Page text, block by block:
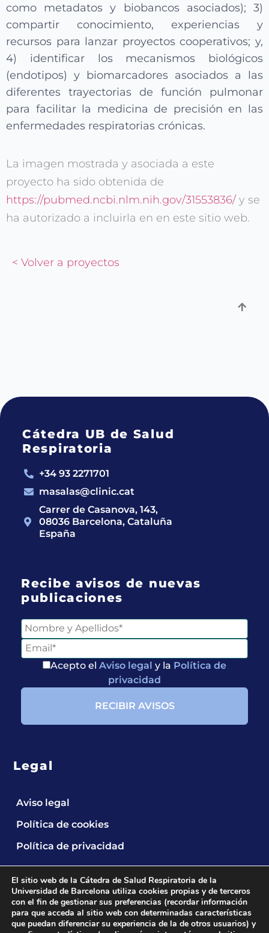
como metadatos y biobancos asociados); 3)
compartir conocimiento, experiencias y
recursos para lanzar proyectos cooperativos; y,
4) identificar los mecanismos biológicos
(endotipos) y biomarcadores asociados a las
diferentes trayectorias de función pulmonar
para facilitar la medicina de precisión en las
enfermedades respiratorias crónicas.
La imagen mostrada y asociada a este
proyecto ha sido obtenida de
https://pubmed.ncbi.nlm.nih.gov/31553836/ y se
ha autorizado a incluirla en en este sitio web.
< Volver a proyectos
Cátedra UB de Salud
Respiratoria
+34 93 2271701
masalas@clinic.cat
Carrer de Casanova, 143,
08036 Barcelona, Cataluña
España
Recibe avisos de nuevas
publicaciones
Acepto el Aviso legal y la Política de
privacidad
Legal
Aviso legal
Política de cookies
Política de privacidad
2024 © Cátedra UB de Salud Respiratoria.All
El sitio web de la Cátedra de Salud Respiratoria de la
Universidad de Barcelona utiliza cookies propias y de terceros
con el fin de gestionar sus preferencias (recordar información
para que acceda al sitio web con determinadas características
que puedan diferenciar su experiencia de la de otros usuarios) y